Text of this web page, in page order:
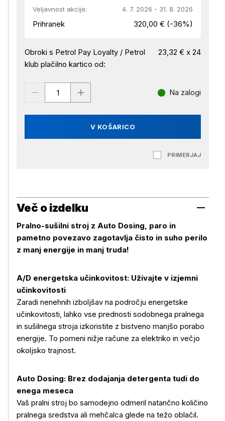
Veljavnost akcije: 4. 7. 2026 - 31. 8. 2026
Prihranek 320,00 € (-36%)
Obroki s Petrol Pay Loyalty / Petrol
klub plačilno kartico od:
23,32 € x 24
V KOŠARICO
Na zalogi
PRIMERJAJ
Več o izdelku
Pralno-sušilni stroj z Auto Dosing, paro in
pametno povezavo zagotavlja čisto in suho perilo
z manj energije in manj truda!
A/D energetska učinkovitost: Uživajte v izjemni
učinkovitosti
Zaradi nenehnih izboljšav na področju energetske
učinkovitosti, lahko vse prednosti sodobnega pralnega
in sušilnega stroja izkoristite z bistveno manjšo porabo
energije. To pomeni nižje račune za elektriko in večjo
okoljsko trajnost.
Auto Dosing: Brez dodajanja detergenta tudi do
enega meseca
Vaš pralni stroj bo samodejno odmeril natančno količino
pralnega sredstva ali mehčalca glede na težo oblačil.